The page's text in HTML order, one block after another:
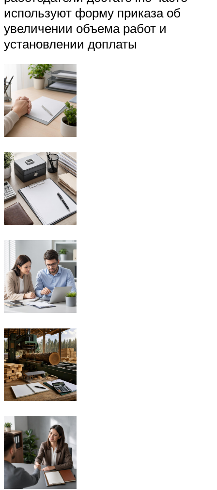
используют форму приказа об
увеличении объема работ и
установлении доплаты